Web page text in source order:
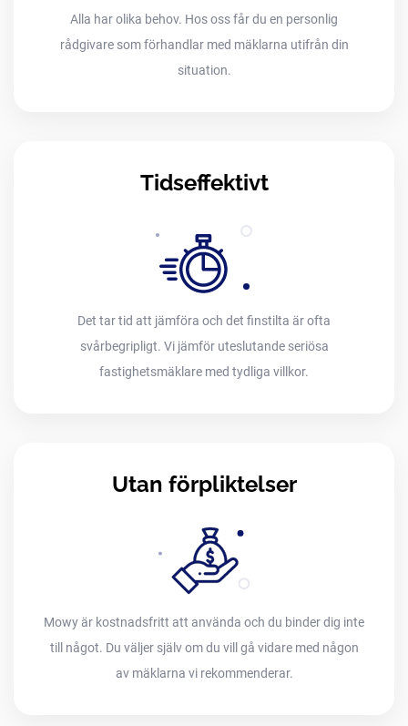
Alla har olika behov. Hos oss får du en personlig
rådgivare som förhandlar med mäklarna utifrån din
situation.
Tidseffektivt
Det tar tid att jämföra och det finstilta är ofta
svårbegripligt. Vi jämför uteslutande seriösa
fastighetsmäklare med tydliga villkor.
Utan förpliktelser
Mowy är kostnadsfritt att använda och du binder dig inte
till något. Du väljer själv om du vill gå vidare med någon
av mäklarna vi rekommenderar.